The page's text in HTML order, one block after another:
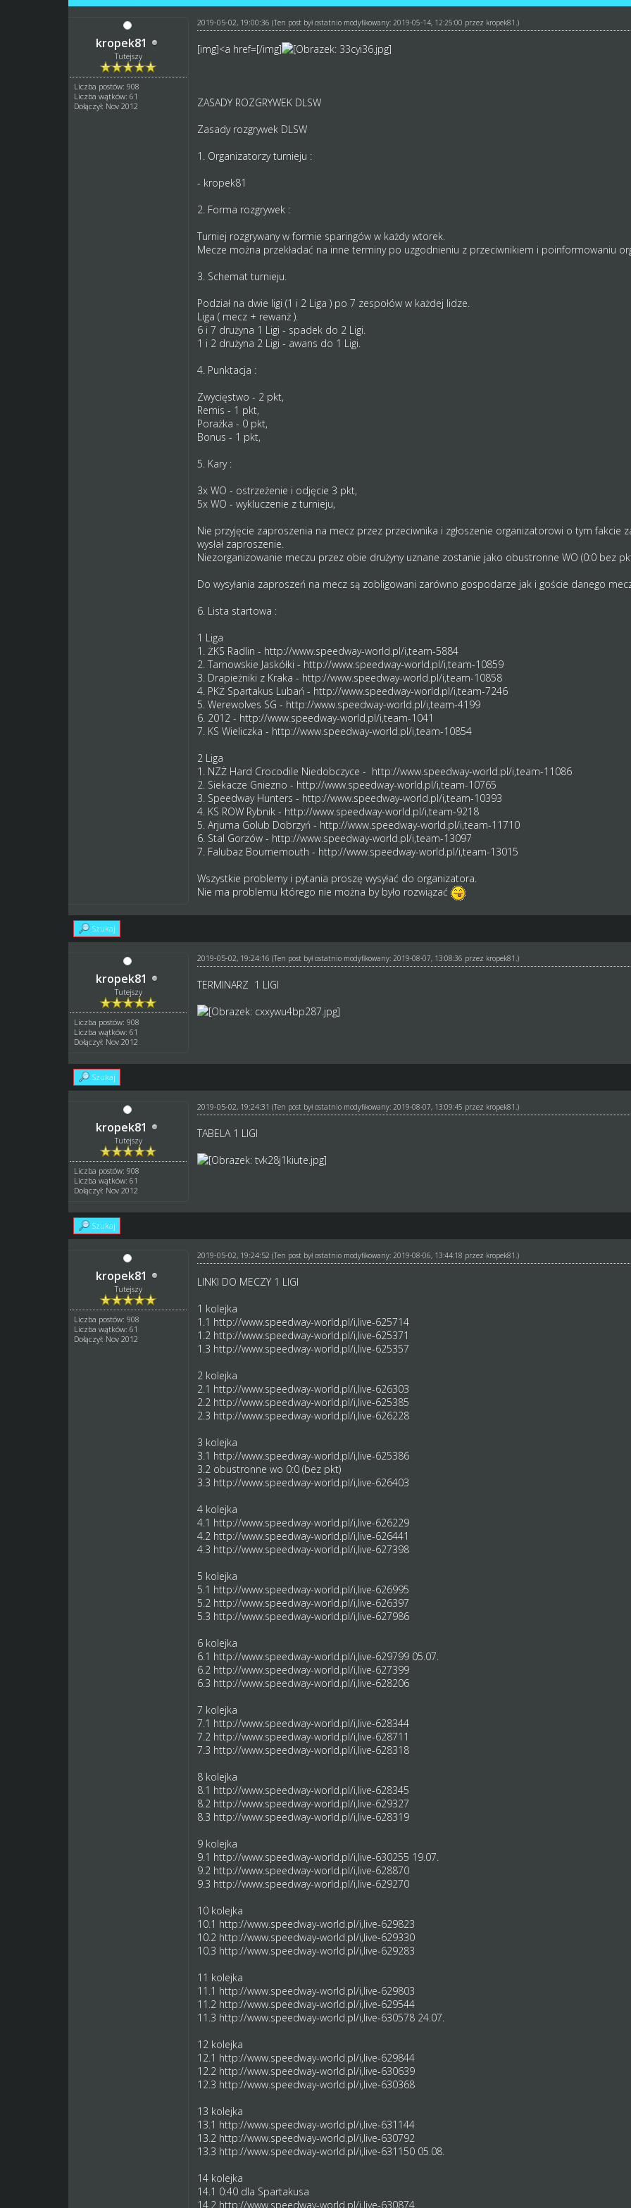
kropek81
Tutejszy
Liczba postów: 908
Liczba wątków: 61
Dołączył: Nov 2012
2019-05-02, 19:00:36 (Ten post był ostatnio modyfikowany: 2019-05-14, 12:25:00 przez kropek81 .)
[img]<a href=[/img]
ZASADY ROZGRYWEK DLSW
Zasady rozgrywek DLSW
1. Organizatorzy turnieju :
- kropek81
2. Forma rozgrywek :
Turniej rozgrywany w formie sparingów w każdy wtorek.
Mecze można przekładać na inne terminy po uzgodnieniu z przeciwnikiem i poinformowaniu
3. Schemat turnieju.
Podział na dwie ligi (1 i 2 Liga ) po 7 zespołów w każdej lidze.
Liga ( mecz + rewanż ).
6 i 7 drużyna 1 Ligi - spadek do 2 Ligi.
1 i 2 drużyna 2 Ligi - awans do 1 Ligi.
4. Punktacja :
Zwycięstwo - 2 pkt,
Remis - 1 pkt,
Porażka - 0 pkt,
Bonus - 1 pkt,
5. Kary :
3x WO - ostrzeżenie i odjęcie 3 pkt,
5x WO - wykluczenie z turnieju,
Nie przyjęcie zaproszenia na mecz przez przeciwnika i zgłoszenie organizatorowi o tym fakcie
wysłał zaproszenie.
Niezorganizowanie meczu przez obie drużyny uznane zostanie jako obustronne WO (0:0 bez
Do wysyłania zaproszeń na mecz są zobligowani zarówno gospodarze jak i goście danego
6. Lista startowa :
1 Liga
1. ŻKS Radlin - http://www.speedway-world.pl/i,team-5884
2. Tarnowskie Jaskółki - http://www.speedway-world.pl/i,team-10859
3. Drapieżniki z Kraka - http://www.speedway-world.pl/i,team-10858
4. PKŻ Spartakus Lubań - http://www.speedway-world.pl/i,team-7246
5. Werewolves SG - http://www.speedway-world.pl/i,team-4199
6. 2012 - http://www.speedway-world.pl/i,team-1041
7. KS Wieliczka - http://www.speedway-world.pl/i,team-10854
2 Liga
1. NZŻ Hard Crocodile Niedobczyce - http://www.speedway-world.pl/i,team-11086
2. Siekacze Gniezno - http://www.speedway-world.pl/i,team-10765
3. Speedway Hunters - http://www.speedway-world.pl/i,team-10393
4. KS ROW Rybnik - http://www.speedway-world.pl/i,team-9218
5. Arjuma Golub Dobrzyń - http://www.speedway-world.pl/i,team-11710
6. Stal Gorzów - http://www.speedway-world.pl/i,team-13097
7. Falubaz Bournemouth - http://www.speedway-world.pl/i,team-13015
Wszystkie problemy i pytania proszę wysyłać do organizatora.
Nie ma problemu którego nie można by było rozwiązać
Szukaj
kropek81
Tutejszy
Liczba postów: 908
Liczba wątków: 61
Dołączył: Nov 2012
2019-05-02, 19:24:16 (Ten post był ostatnio modyfikowany: 2019-08-07, 13:08:36 przez kropek81 .)
TERMINARZ 1 LIGI
Szukaj
kropek81
Tutejszy
Liczba postów: 908
Liczba wątków: 61
Dołączył: Nov 2012
2019-05-02, 19:24:31 (Ten post był ostatnio modyfikowany: 2019-08-07, 13:09:45 przez kropek81 .)
TABELA 1 LIGI
Szukaj
kropek81
Tutejszy
Liczba postów: 908
Liczba wątków: 61
Dołączył: Nov 2012
2019-05-02, 19:24:52 (Ten post był ostatnio modyfikowany: 2019-08-06, 13:44:18 przez kropek81 .)
LINKI DO MECZY 1 LIGI
1 kolejka
1.1 http://www.speedway-world.pl/i,live-625714
1.2 http://www.speedway-world.pl/i,live-625371
1.3 http://www.speedway-world.pl/i,live-625357
2 kolejka
2.1 http://www.speedway-world.pl/i,live-626303
2.2 http://www.speedway-world.pl/i,live-625385
2.3 http://www.speedway-world.pl/i,live-626228
3 kolejka
3.1 http://www.speedway-world.pl/i,live-625386
3.2 obustronne wo 0:0 (bez pkt)
3.3 http://www.speedway-world.pl/i,live-626403
4 kolejka
4.1 http://www.speedway-world.pl/i,live-626229
4.2 http://www.speedway-world.pl/i,live-626441
4.3 http://www.speedway-world.pl/i,live-627398
5 kolejka
5.1 http://www.speedway-world.pl/i,live-626995
5.2 http://www.speedway-world.pl/i,live-626397
5.3 http://www.speedway-world.pl/i,live-627986
6 kolejka
6.1 http://www.speedway-world.pl/i,live-62979905.07.
6.2 http://www.speedway-world.pl/i,live-627399
6.3 http://www.speedway-world.pl/i,live-628206
7 kolejka
7.1 http://www.speedway-world.pl/i,live-628344
7.2 http://www.speedway-world.pl/i,live-628711
7.3 http://www.speedway-world.pl/i,live-628318
8 kolejka
8.1 http://www.speedway-world.pl/i,live-628345
8.2 http://www.speedway-world.pl/i,live-629327
8.3 http://www.speedway-world.pl/i,live-628319
9 kolejka
9.1 http://www.speedway-world.pl/i,live-630255 19.07.
9.2 http://www.speedway-world.pl/i,live-628870
9.3 http://www.speedway-world.pl/i,live-629270
10 kolejka
10.1 http://www.speedway-world.pl/i,live-629823
10.2 http://www.speedway-world.pl/i,live-629330
10.3 http://www.speedway-world.pl/i,live-629283
11 kolejka
11.1 http://www.speedway-world.pl/i,live-629803
11.2 http://www.speedway-world.pl/i,live-629544
11.3 http://www.speedway-world.pl/i,live-63057824.07.
12 kolejka
12.1 http://www.speedway-world.pl/i,live-629844
12.2 http://www.speedway-world.pl/i,live-630639
12.3 http://www.speedway-world.pl/i,live-630368
13 kolejka
13.1 http://www.speedway-world.pl/i,live-631144
13.2 http://www.speedway-world.pl/i,live-630792
13.3 http://www.speedway-world.pl/i,live-63115005.08.
14 kolejka
14.1 0:40 dla Spartakusa
14.2 http://www.speedway-world.pl/i,live-630874